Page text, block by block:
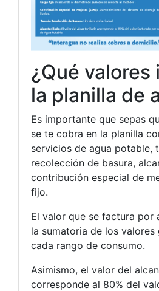
¿Qué valores
la planilla de
Es importante que sepas
se te cobra en la planilla
servicios de agua potable,
recolección de basura,
contribución especial de
fijo.
El valor que se factura por
la sumatoria de los valores
cada rango de consumo.
Asimismo, el valor del
corresponde al 80% del